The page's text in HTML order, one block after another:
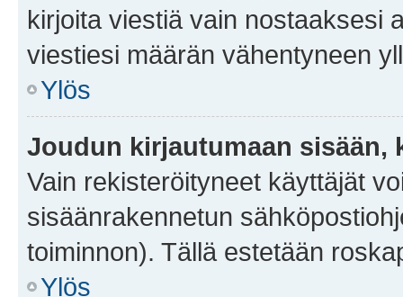
kirjoita viestiä vain nostaaksesi
viestiesi määrän vähentyneen
Ylös
Joudun kirjautumaan sisään,
Vain rekisteröityneet käyttäjät
sisäänrakennetun
toiminnon). Tällä estetään
Ylös